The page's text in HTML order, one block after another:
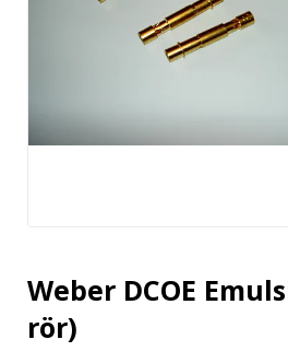
Weber DCOE
rör)